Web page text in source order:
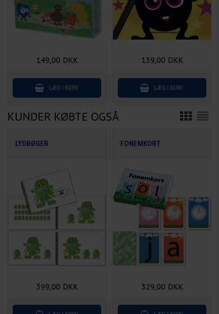
149,00 DKK 139,00 DKK
KUNDER KØBTE OGSÅ
LYDBØGER
399,00 DKK
FONEMKORT
329,00 DKK